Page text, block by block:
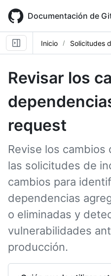
main
content
Documentación de
Inicio Solicitudes
Revisar los
request
Revise los
las solicitudes de
cambios para
dependencias
o eliminadas y
vulnerabilidades
producción.